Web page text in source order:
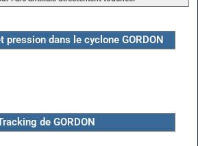
pression dans le cyclone GORDON
de GORDON